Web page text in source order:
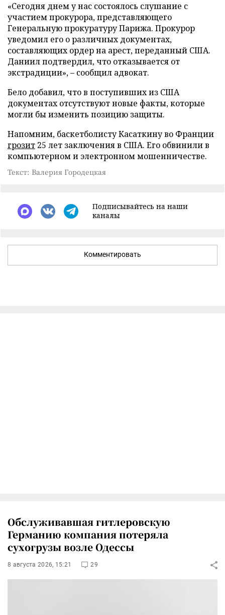
«Сегодня днем у нас состоялось слушание с
участием прокурора, представляющего
Генеральную прокуратуру Парижа. Прокурор
уведомил его о различных документах,
составляющих ордер на арест, переданный США.
Даниил подтвердил, что отказывается от
экстрадиции», – сообщил адвокат.
Бело добавил, что в поступивших из США
документах отсутствуют новые факты, которые
могли бы изменить позицию защиты.
Напомним, баскетболисту Касаткину во Франции
грозит 25 лет заключения в США. Его обвинили в
компьютерном и электронном мошенничестве.
Текст: Валерия Городецкая
Подписывайтесь на наши
каналы
Комментировать
Обслуживавшая гитлеровскую
Германию компания потеряла
сухогрузы возле Одессы
8 августа 2026, 15:21 29